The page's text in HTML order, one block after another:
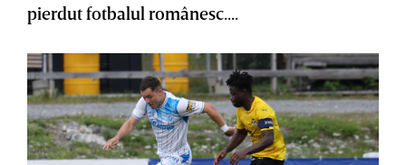
pierdut fotbalul românesc....